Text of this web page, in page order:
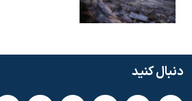
دنبال کنید